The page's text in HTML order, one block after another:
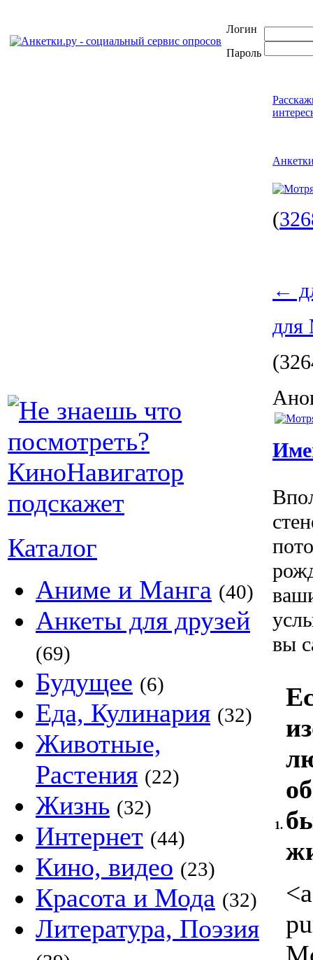
Логин
Пароль
Каталог
Аниме и Манга (40)
Анкеты для друзей
(69)
Будущее (6)
Еда, Кулинария (32)
Животные,
Растения (22)
Жизнь (32)
Интернет (44)
Кино, видео (23)
Красота и Мода (32)
Литература, Поэзия
(
←
для
вы
1.